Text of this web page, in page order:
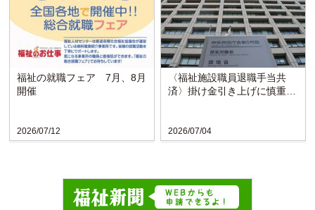
2026/07/12
福祉の就職フェア 7月、8月
開催
2026/07/04
〈福祉施設職員退職手当共
済〉掛け金引き上げに慎重な